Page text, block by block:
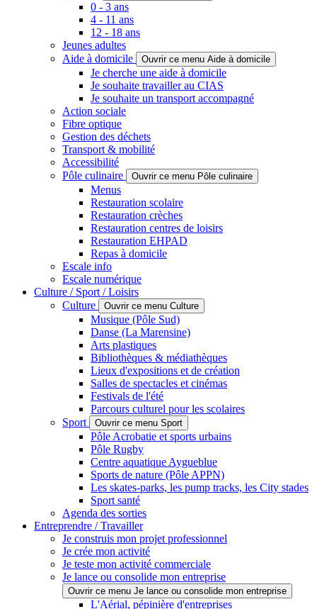
0 - 3 ans
4 - 11 ans
12 - 18 ans
Jeunes adultes
Aide à domicile
Ouvrir ce menu Aide à domicile
Je cherche une aide à domicile
Je souhaite travailler au CIAS
Je souhaite un transport accompagné
Action sociale
Fibre optique
Gestion des déchets
Transport & mobilité
Accessibilité
Pôle culinaire
Ouvrir ce menu Pôle culinaire
Menus
Restauration scolaire
Restauration crèches
Restauration centres de loisirs
Restauration EHPAD
Repas à domicile
Escale info
Escale numérique
Culture / Sport / Loisirs
Culture
Ouvrir ce menu Culture
Musique (Pôle Sud)
Danse (La Marensine)
Arts plastiques
Bibliothèques & médiathèques
Lieux d'expositions et de création
Salles de spectacles et cinémas
Festivals de l'été
Parcours culturel pour les scolaires
Sport
Ouvrir ce menu Sport
Pôle Acrobatie et sports urbains
Pôle Rugby
Centre aquatique Aygueblue
Sports de nature (Pôle APPN)
Les skates-parks, les pump tracks, les City stades
Sport santé
Agenda des sorties
Entreprendre / Travailler
Je construis mon projet professionnel
Je crée mon activité
Je teste mon activité commerciale
Je lance ou consolide mon entreprise
Ouvrir ce menu Je lance ou consolide mon entreprise
L'Aérial, pépinière d'entreprises